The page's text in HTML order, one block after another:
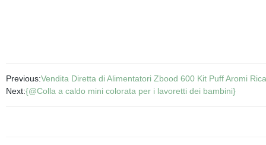
Previous:Vendita Diretta di Alimentatori Zbood 600 Kit Puff Aromi
Next:{@Colla a caldo mini colorata per i lavoretti dei bambini}